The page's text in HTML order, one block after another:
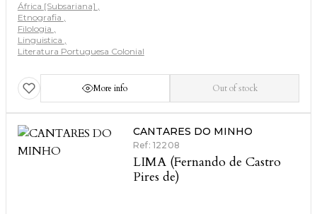
África [Subsariana]
Etnografia
Filologia
Linguistica
Literatura Portuguesa Colonial
More info Out of stock
CANTARES DO MINHO
Ref: 12208
LIMA (Fernando de Castro
Pires de)